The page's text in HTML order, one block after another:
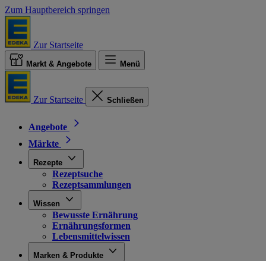
Zum Hauptbereich springen
Zur Startseite
Markt & Angebote Menü
Zur Startseite Schließen
Angebote
Märkte
Rezepte
Rezeptsuche
Rezeptsammlungen
Wissen
Bewusste Ernährung
Ernährungsformen
Lebensmittelwissen
Marken & Produkte